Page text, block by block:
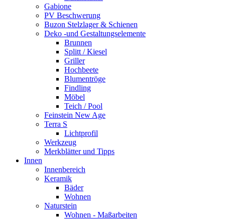
Gabione
PV Beschwerung
Buzon Stelzlager & Schienen
Deko -und Gestaltungselemente
Brunnen
Splitt / Kiesel
Griller
Hochbeete
Blumentröge
Findling
Möbel
Teich / Pool
Feinstein New Age
Terra S
Lichtprofil
Werkzeug
Merkblätter und Tipps
Innen
Innenbereich
Keramik
Bäder
Wohnen
Naturstein
Wohnen - Maßarbeiten